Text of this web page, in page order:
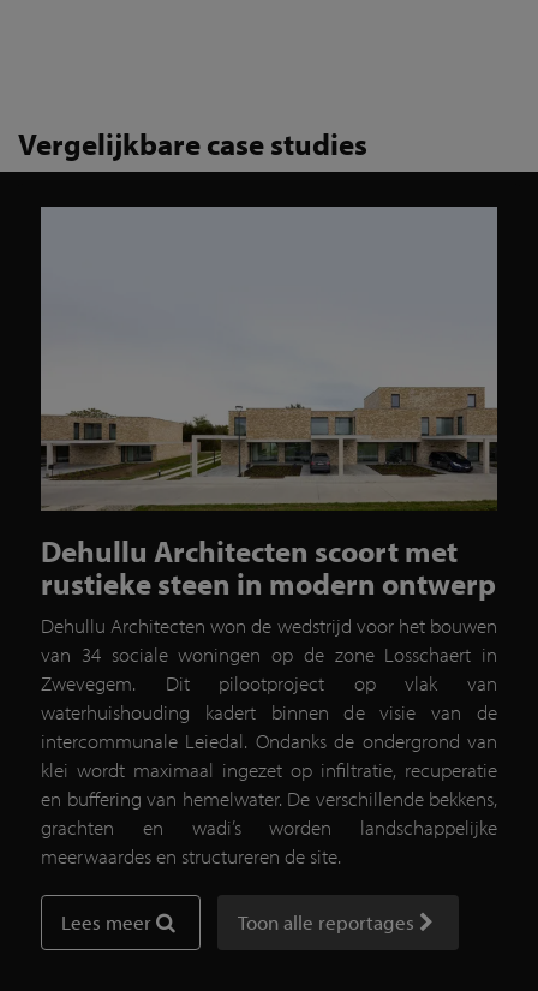
Vergelijkbare case studies
Dehullu Architecten scoort met
rustieke steen in modern ontwerp
Dehullu Architecten won de wedstrijd voor het bouwen
van 34 sociale woningen op de zone Losschaert in
Zwevegem. Dit pilootproject op vlak van
waterhuishouding kadert binnen de visie van de
intercommunale Leiedal. Ondanks de ondergrond van
klei wordt maximaal ingezet op infiltratie, recuperatie
en buffering van hemelwater. De verschillende bekkens,
grachten en wadi’s worden landschappelijke
meerwaardes en structureren de site.
Lees meer Toon alle reportages